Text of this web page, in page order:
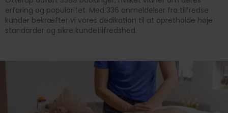
erfaring og popularitet. Med 336 anmeldelser fra tilfredse
kunder bekræfter vi vores dedikation til at opretholde høje
standarder og sikre kundetilfredshed.